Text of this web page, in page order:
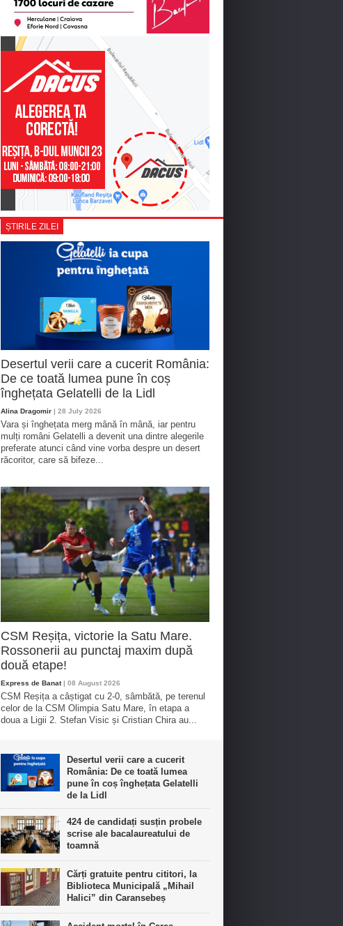
ȘTIRILE ZILEI
Desertul verii care a cucerit România:
De ce toată lumea pune în coș
înghețata Gelatelli de la Lidl
Alina Dragomir | 28 July 2026
Vara și înghețata merg mână în mână, iar pentru
mulți români Gelatelli a devenit una dintre alegerile
preferate atunci când vine vorba despre un desert
răcoritor, care să bifeze...
CSM Reșița, victorie la Satu Mare.
Rossonerii au punctaj maxim după
două etape!
Express de Banat| 08 August 2026
CSM Reșița a câștigat cu 2-0, sâmbătă, pe terenul
celor de la CSM Olimpia Satu Mare, în etapa a
doua a Ligii 2. Stefan Visic și Cristian Chira au...
Desertul verii care a cucerit
România: De ce toată lumea
pune în coș înghețata Gelatelli
de la Lidl
424 de candidați susțin probele
scrise ale bacalaureatului de
toamnă
Cărți gratuite pentru cititori, la
Biblioteca Municipală „Mihail
Halici” din Caransebeș